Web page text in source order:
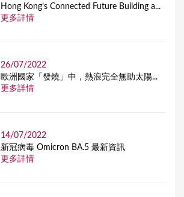
Hong Kong’s Connected Future Building a...
更多詳情
26/07/2022
歐洲國家「發燒」中，熱浪完全無助太陽...
更多詳情
14/07/2022
新冠病毒 Omicron BA.5 最新資訊
更多詳情